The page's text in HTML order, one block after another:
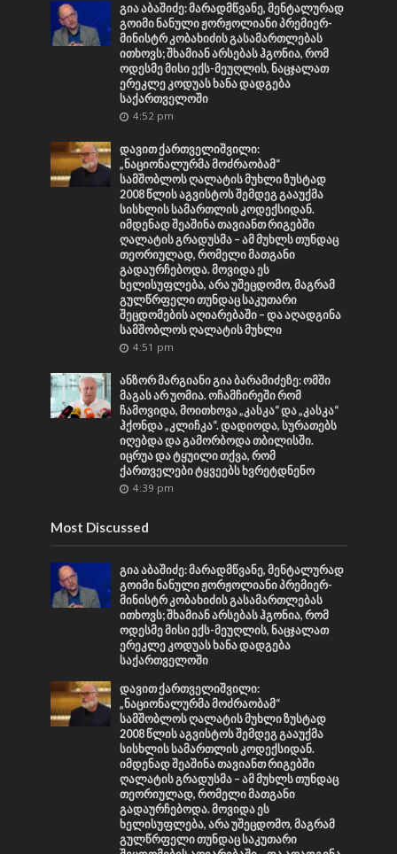
გია აბაშიძე: მარადმწვანე, მენტალურად
გოიმი ნანული ჟორჟოლიანი პრემიერ-
მინისტრ კობახიძის გასამართლებას
ითხოვს; შხამიან არსებას ჰგონია, რომ
ოდესმე მისი ექს-მეუღლის, ნაცჯალათ
ერეკლე კოდუას ხანა დადგება
საქართველოში
4:52 pm
დავით ქართველიშვილი:
„ნაციონალურმა მოძრაობამ“
სამშობლოს ღალატის მუხლი ზუსტად
2008 წლის აგვისტოს შემდეგ გააუქმა
სისხლის სამართლის კოდექსიდან.
იმდენად შეაშინა თავიანთ რიგებში
ღალატის გრადუსმა – ამ მუხლს თუნდაც
თეორიულად, რომელი მათგანი
გადაურჩებოდა. მოვიდა ეს
ხელისუფლება, არა უშეცდომო, მაგრამ
გულწრფელი თუნდაც საკუთარი
შეცდომების აღიარებაში – და აღადგინა
სამშობლოს ღალატის მუხლი
4:51 pm
ანზორ მარგიანი გია ბარამიძეზე: ომში
მაგას არ უომია. ოჩამჩირეში რომ
ჩამოვიდა, მოითხოვა „კასკა“ და „კასკა“
ჰქონდა „კლიჩკა“. დადიოდა, სურათებს
იღებდა და გამორბოდა თბილისში.
იცრუა და ტყუილი თქვა, რომ
ქართველები ტყვეებს ხვრეტდნენო
4:39 pm
Most Discussed
გია აბაშიძე: მარადმწვანე, მენტალურად
გოიმი ნანული ჟორჟოლიანი პრემიერ-
მინისტრ კობახიძის გასამართლებას
ითხოვს; შხამიან არსებას ჰგონია, რომ
ოდესმე მისი ექს-მეუღლის, ნაცჯალათ
ერეკლე კოდუას ხანა დადგება
საქართველოში
დავით ქართველიშვილი:
„ნაციონალურმა მოძრაობამ“
სამშობლოს ღალატის მუხლი ზუსტად
2008 წლის აგვისტოს შემდეგ გააუქმა
სისხლის სამართლის კოდექსიდან.
იმდენად შეაშინა თავიანთ რიგებში
ღალატის გრადუსმა – ამ მუხლს თუნდაც
თეორიულად, რომელი მათგანი
გადაურჩებოდა. მოვიდა ეს
ხელისუფლება, არა უშეცდომო, მაგრამ
გულწრფელი თუნდაც საკუთარი